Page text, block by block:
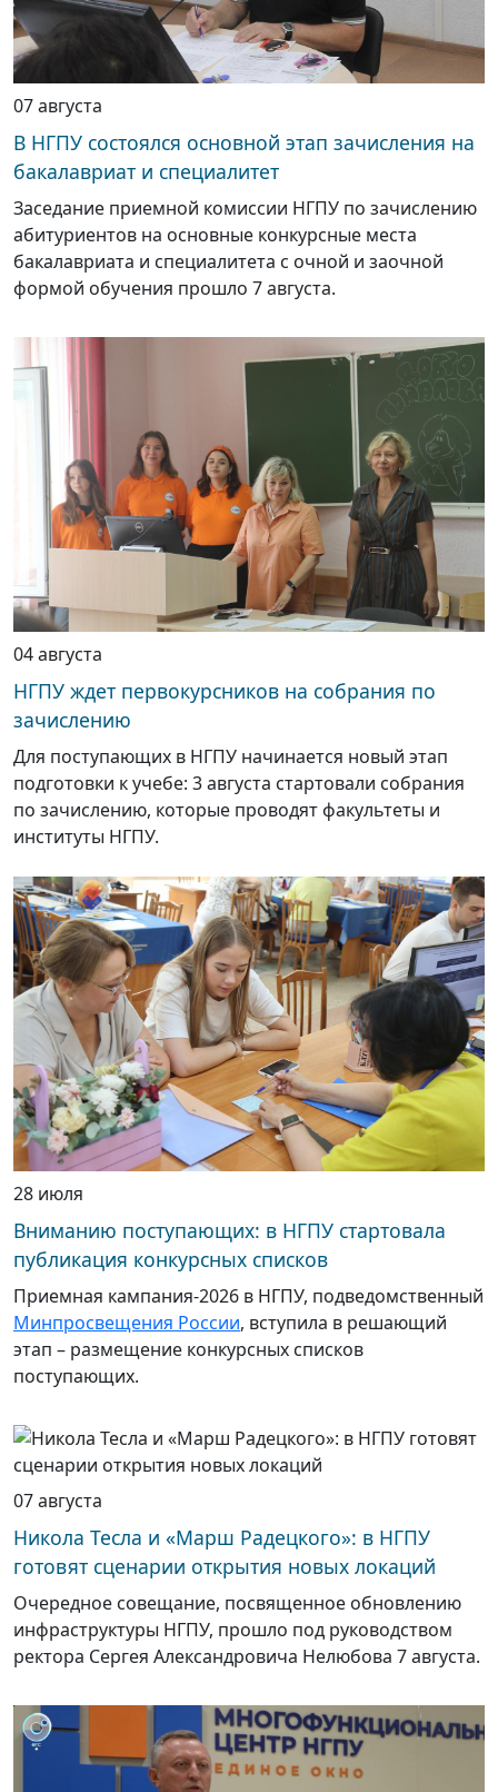
07 августа
В НГПУ состоялся основной этап зачисления на
бакалавриат и специалитет
Заседание приемной комиссии НГПУ по зачислению
абитуриентов на основные конкурсные места
бакалавриата и специалитета с очной и заочной
формой обучения прошло 7 августа.
04 августа
НГПУ ждет первокурсников на собрания по
зачислению
Для поступающих в НГПУ начинается новый этап
подготовки к учебе: 3 августа стартовали собрания
по зачислению, которые проводят факультеты и
институты НГПУ.
28 июля
Вниманию поступающих: в НГПУ стартовала
публикация конкурсных списков
Приемная кампания-2026 в НГПУ, подведомственный
Минпросвещения России, вступила в решающий
этап – размещение конкурсных списков
поступающих.
07 августа
Никола Тесла и «Марш Радецкого»: в НГПУ
готовят сценарии открытия новых локаций
Очередное совещание, посвященное обновлению
инфраструктуры НГПУ, прошло под руководством
ректора Сергея Александровича Нелюбова 7 августа.